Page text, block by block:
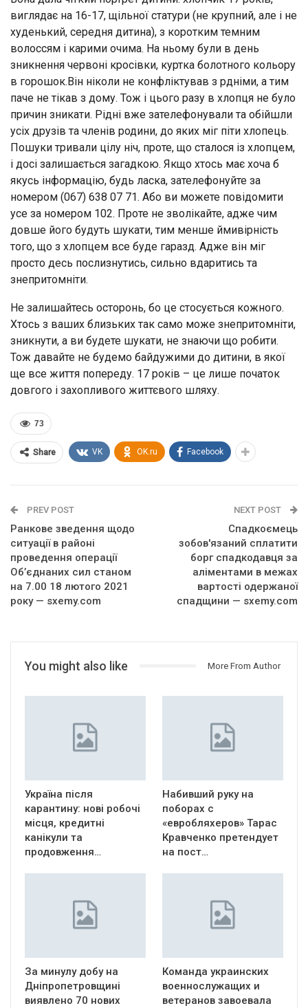
виглядає на 16-17, щільної статури (не крупний, але і не
худенький, середня дитина), з коротким темним
волоссям і карими очима. На ньому були в день
зникнення червоні кросівки, куртка болотного кольору
в горошок.Він ніколи не конфліктував з рдніми, а тим
паче не тікав з дому. Тож і цього разу в хлопця не було
причин зникати. Рідні вже зателефонували та обійшли
усіх друзів та членів родини, до яких міг піти хлопець.
Пошуки тривали цілу ніч, проте, що сталося із хлопцем,
і досі залишається загадкою. Якщо хтось має хоча б
якусь інформацію, будь ласка, зателефонуйте за
номером (067) 638 07 71. Або ви можете повідомити
усе за номером 102. Проте не зволікайте, адже чим
довше його будуть шукати, тим менше ймивірність
того, що з хлопцем все буде гаразд. Адже він міг
просто десь послизнутись, сильно вдаритись та
знепритомніти.
Не залишайтесь осторонь, бо це стосується кожного.
Хтось з ваших близьких так само може знепритомніти,
зникнути, а ви будете шукати, не знаючи що робити.
Тож давайте не будемо байдужими до дитини, в якої
ще все життя попереду. 17 років – це лише початок
довгого і захопливого життєвого шляху.
73
Share VK OK.ru Facebook
PREV POST
Ранкове зведення щодо
ситуації в районі
проведення операції
Об’єднаних сил станом
на 7.00 18 лютого 2021
року — sxemy.com
NEXT POST
Спадкоємець
зобов'язаний сплатити
борг спадкодавця за
аліментами в межах
вартості одержаної
спадщини — sxemy.com
You might also like More From Author
Україна після
карантину: нові робочі
місця, кредитні
канікули та
продовження…
Набивший руку на
поборах с
«евробляхеров» Тарас
Кравченко претендует
на пост…
За минулу добу на
Дніпропетровщині
виявлено 70 нових
Команда украинских
военнослужащих и
ветеранов завоевала